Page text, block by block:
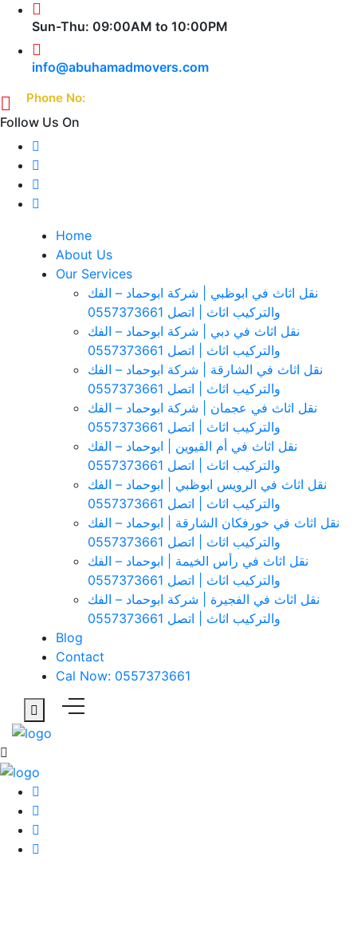
Sun-Thu: 09:00AM to 10:00PM
info@abuhamadmovers.com
Phone No:
Follow Us On
Home
About Us
Our Services
نقل اثاث في ابوظبي | شركة ابوحماد – الفك
والتركيب اثاث | اتصل 0557373661
نقل اثاث في دبي | شركة ابوحماد – الفك
والتركيب اثاث | اتصل 0557373661
نقل اثاث في الشارقة | شركة ابوحماد – الفك
والتركيب اثاث | اتصل 0557373661
نقل اثاث في عجمان | شركة ابوحماد – الفك
والتركيب اثاث | اتصل 0557373661
نقل اثاث في أم القيوين | ابوحماد – الفك
والتركيب اثاث | اتصل 0557373661
نقل اثاث في الرويس ابوظبي | ابوحماد – الفك
والتركيب اثاث | اتصل 0557373661
نقل اثاث في خورفكان الشارقة | ابوحماد – الفك
والتركيب اثاث | اتصل 0557373661
نقل اثاث في رأس الخيمة | ابوحماد – الفك
والتركيب اثاث | اتصل 0557373661
نقل اثاث في الفجيرة | شركة ابوحماد – الفك
والتركيب اثاث | اتصل 0557373661
Blog
Contact
Cal Now: 0557373661